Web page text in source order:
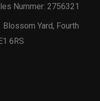
Nummer: 2756321
Yard, Fourth
6RS